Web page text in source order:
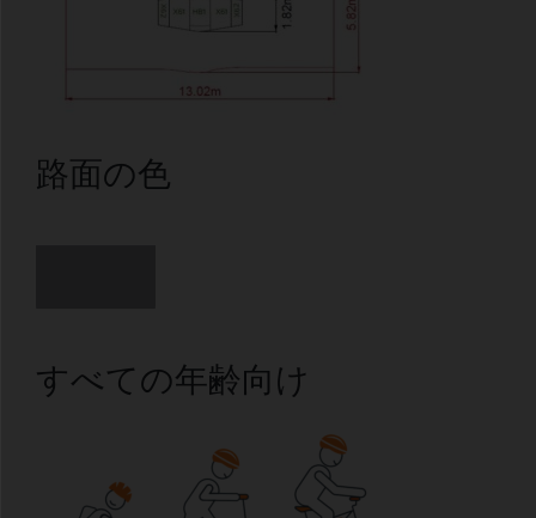
路面の色
すべての年齢向け